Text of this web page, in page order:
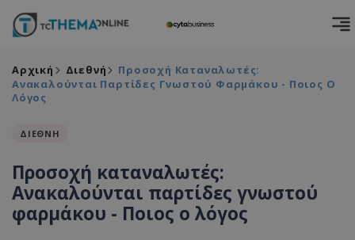
Αρχική Διεθνή
Προσοχή Καταναλωτές:
Ανακαλούνται Παρτίδες Γνωστού Φαρμάκου - Ποιος Ο
Λόγος
ΔΙΕΘΝΗ
Προσοχή καταναλωτές:
Ανακαλούνται παρτίδες γνωστού
φαρμάκου - Ποιος ο λόγος